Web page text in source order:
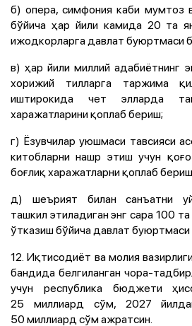
б) опера, симфония каби мумтоз
бўйича ҳар йили камида 20 та
ижодкорларга давлат буюртмаси
в) ҳар йили миллий адабиётнинг
хорижий тилларга таржима
иштирокида чет элларда
харажатларини қоплаб бериш;
г) Ёзувчилар уюшмаси тавсияси
китобларни нашр этиш учун
боғлиқ харажатларни қоплаб
д) шеърият билан санъатни
ташкил этиладиган энг сара 100
ўтказиш бўйича давлат
12. Иқтисодиёт ва молия
бандида белгиланган чора-
учун республика бюджети
25 миллиард сўм, 2027
50 миллиард сўм ажратсин.